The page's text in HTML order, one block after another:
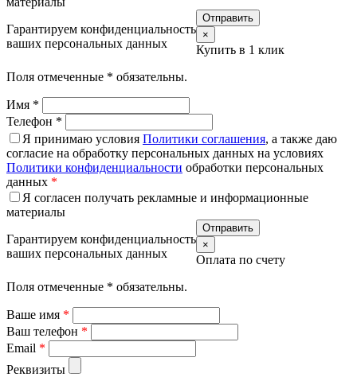
Гарантируем конфиденциальность
ваших персональных данных
×
Купить в 1 клик
Поля отмеченные * обязательны.
Имя *
Телефон *
Я принимаю условия Политики соглашения, а также даю
согласие на обработку персональных данных на условиях
Политики конфиденциальности обработки персональных
данных *
Я согласен получать рекламные и информационные
материалы
Гарантируем конфиденциальность
ваших персональных данных
×
Оплата по счету
Поля отмеченные * обязательны.
Ваше имя *
Ваш телефон *
Email *
Реквизиты